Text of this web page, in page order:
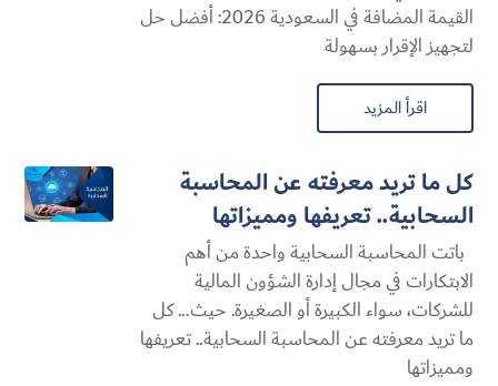
القيمة المضافة في السعودية 2026: أفضل حل
لتجهيز الإقرار بسهولة
اقرأ المزيد
كل ما تريد معرفته عن المحاسبة
السحابية​.. تعريفها ومميزاتها
باتت المحاسبة السحابية​ واحدة من أهم
الابتكارات في مجال إدارة الشؤون المالية
للشركات، سواء الكبيرة أو الصغيرة. حيث... كل
ما تريد معرفته عن المحاسبة السحابية​.. تعريفها
ومميزاتها